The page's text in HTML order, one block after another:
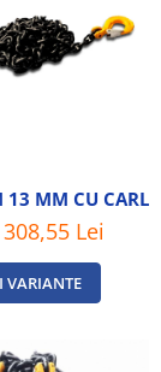
MM CU
Lei
VARIANTE